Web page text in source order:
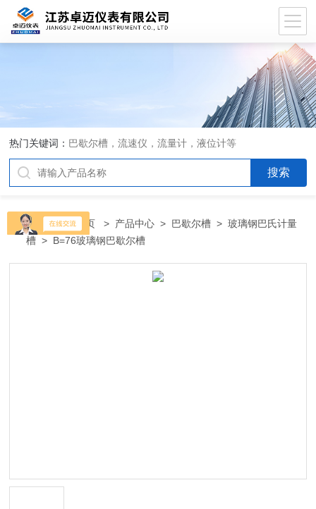
热门关键词： 巴歇尔槽，流速仪，流量计，液位计等
当前位置：首页 > 产品中心 > 巴歇尔槽 >玻璃钢巴氏计量
槽 > B=76玻璃钢巴歇尔槽